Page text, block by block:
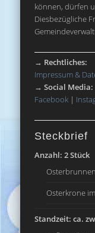
können, dürfen
Diesbezügliche
→ Rechtliches:
Impressum &
→Social Media:
Facebook |
Steckbrief
Anzahl: 2 Stück
Osterkrone
Standzeit: ca.